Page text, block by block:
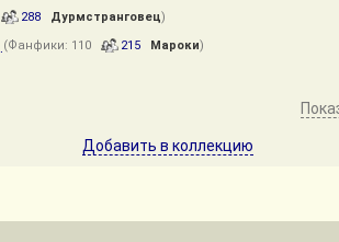
288 Дурмстранговец)
(Фанфики: 110 215 Мароки)
Добавить в коллекцию